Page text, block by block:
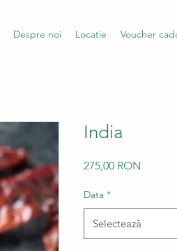
Despre noi Locatie Voucher
India
275,00 RON
Data *
Selectează